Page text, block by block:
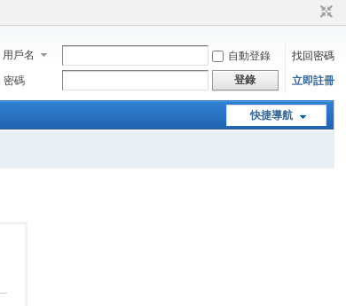
用戶名 自動登錄
找回密碼
密碼
登錄 立即註冊
快捷導航